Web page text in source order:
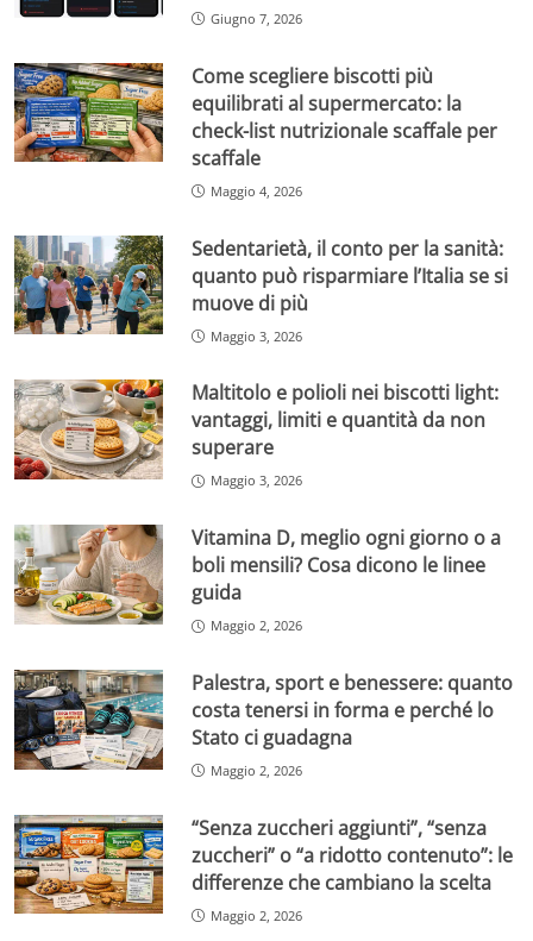
Giugno 7, 2026
Come scegliere biscotti più
equilibrati al supermercato: la
check-list nutrizionale scaffale per
scaffale
Maggio 4, 2026
Sedentarietà, il conto per la sanità:
quanto può risparmiare l’Italia se si
muove di più
Maggio 3, 2026
Maltitolo e polioli nei biscotti light:
vantaggi, limiti e quantità da non
superare
Maggio 3, 2026
Vitamina D, meglio ogni giorno o a
boli mensili? Cosa dicono le linee
guida
Maggio 2, 2026
Palestra, sport e benessere: quanto
costa tenersi in forma e perché lo
Stato ci guadagna
Maggio 2, 2026
“Senza zuccheri aggiunti”, “senza
zuccheri” o “a ridotto contenuto”: le
differenze che cambiano la scelta
Maggio 2, 2026